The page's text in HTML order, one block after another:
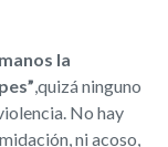
la
,​quizá ninguno
No hay
ni acoso,